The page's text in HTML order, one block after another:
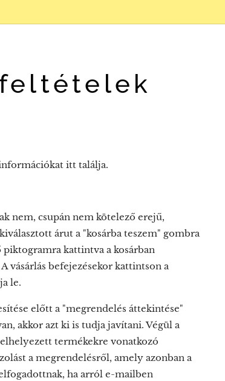
itt találja.
nem, csupán nem kötelező erejű,
árut a "kosárba teszem" gombra
kattintva a kosárban
vásárlás befejezésekor kattintson a
le.
előtt a "megrendelés áttekintése"
akkor azt ki is tudja javítani. Végül a
termékekre vonatkozó
a megrendelésről, amely azonban a
ha arról e-mailben